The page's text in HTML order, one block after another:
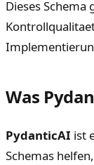
Dieses
Was
PydanticAI ist
Schemas